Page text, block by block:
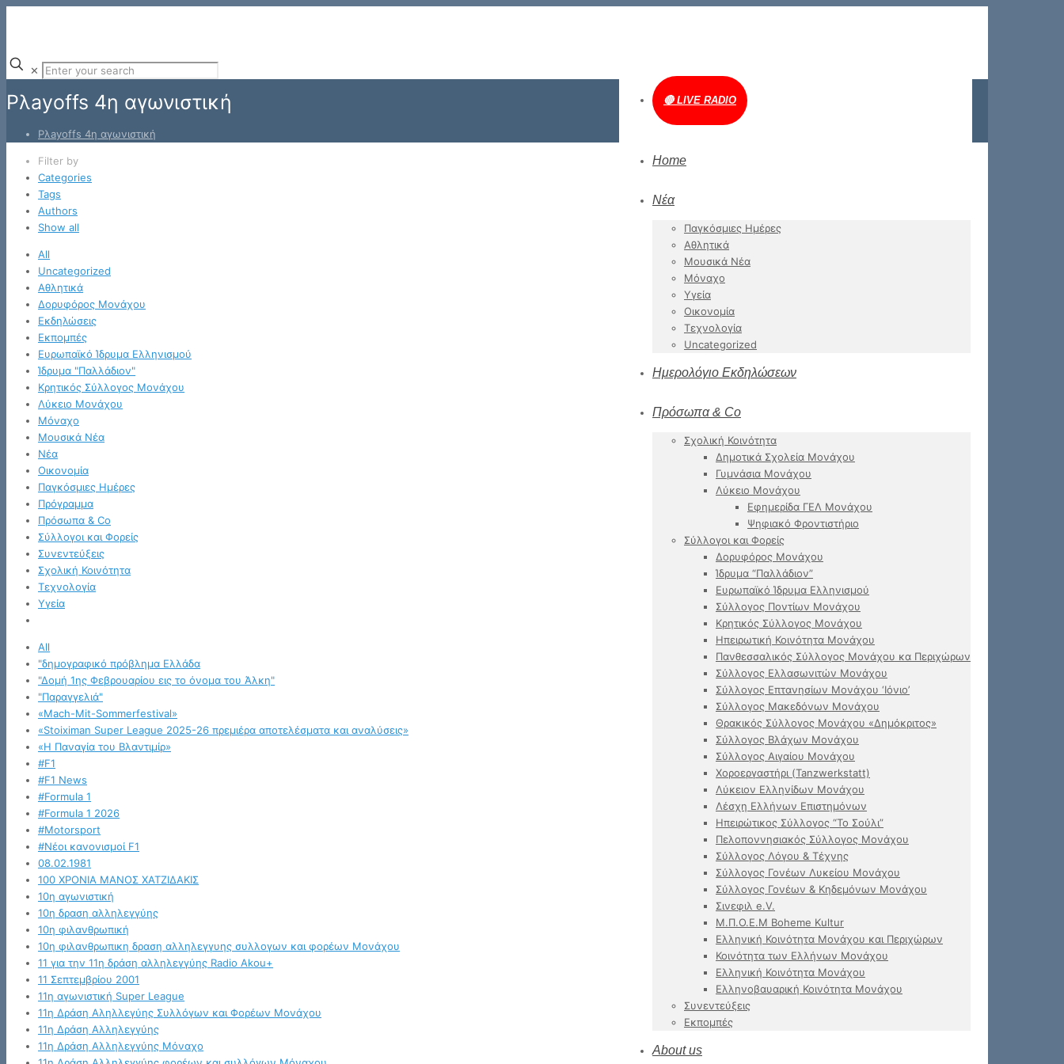
🔴 LIVE RADIO
Home
Νέα
Παγκόσμιες Ημέρες
Αθλητικά
Μουσικά Νέα
Μόναχο
Υγεία
Οικονομία
Τεχνολογία
Uncategorized
Ημερολόγιο Εκδηλώσεων
Πρόσωπα & Co
Σχολική Κοινότητα
Δημοτικά Σχολεία Μονάχου
Γυμνάσια Μονάχου
Λύκειο Μονάχου
Εφημερίδα ΓΕΛ Μονάχου
Ψηφιακό Φροντιστήριο
Σύλλογοι και Φορείς
Δορυφόρος Μονάχου
Ίδρυμα “Παλλάδιον”
Ευρωπαϊκό Ίδρυμα Ελληνισμού
Σύλλογος Ποντίων Μονάχου
Κρητικός Σύλλογος Μονάχου
Ηπειρωτική Κοινότητα Μονάχου
Πανθεσσαλικός Σύλλογος Μονάχου κα Περιχώρων
Σύλλογος Ελλασωνιτών Μονάχου
Σύλλογος Επτανησίων Μονάχου ‘Ιόνιο’
Σύλλογος Μακεδόνων Μονάχου
Θρακικός Σύλλογος Μονάχου «Δημόκριτος»
Σύλλογος Βλάχων Μονάχου
Σύλλογος Αιγαίου Μονάχου
Χοροεργαστήρι (Tanzwerkstatt)
Λύκειον Ελληνίδων Μονάχου
Λέσχη Ελλήνων Επιστημόνων
Ηπειρώτικος Σύλλογος “Το Σούλι”
Πελοποννησιακός Σύλλογος Μονάχου
Σύλλογος Λόγου & Τέχνης
Σύλλογος Γονέων Λυκείου Μονάχου
Σύλλογος Γονέων & Κηδεμόνων Μονάχου
Σινεφιλ e.V.
Μ.Π.Ο.Ε.Μ Boheme Kultur
Ελληνική Κοινότητα Μονάχου και Περιχώρων
Κοινότητα των Ελλήνων Μονάχου
Ελληνική Κοινότητα Μονάχου
Ελληνοβαυαρική Κοινότητα Μονάχου
Συνεντεύξεις
Εκπομπές
About us
✕
Pλayoffs 4η αγωνιστική
Pλayoffs 4η αγωνιστική
Filter by
Categories
Tags
Authors
Show all
All
Uncategorized
Αθλητικά
Δορυφόρος Μονάχου
Εκδηλώσεις
Εκπομπές
Ευρωπαϊκό Ίδρυμα Ελληνισμού
Ίδρυμα "Παλλάδιον"
Κρητικός Σύλλογος Μονάχου
Λύκειο Μονάχου
Μόναχο
Μουσικά Νέα
Νέα
Οικονομία
Παγκόσμιες Ημέρες
Πρόγραμμα
Πρόσωπα & Co
Σύλλογοι και Φορείς
Συνεντεύξεις
Σχολική Κοινότητα
Τεχνολογία
Υγεία
All
"δημογραφικό πρόβλημα Ελλάδα
"Δομή 1ης Φεβρουαρίου εις το όνομα του Άλκη"
"Παραγγελιά"
«Mach-Mit-Sommerfestival»
«Stoiximan Super League 2025-26 πρεμιέρα αποτελέσματα και αναλύσεις»
«Η Παναγία του Βλαντιμίρ»
#F1
#F1 News
#Formula 1
#Formula 1 2026
#Motorsport
#Νέοι κανονισμοί F1
08.02.1981
100 ΧΡΟΝΙΑ ΜΑΝΟΣ ΧΑΤΖΙΔΑΚΙΣ
10η αγωνιστική
10η δραση αλληλεγγύης
10η φιλανθρωπική
10η φιλανθρωπικη δραση αλληλεγγυης συλλογων και φορέων Μονάχου
11 για την 11η δράση αλληλεγγύης Radio Akou+
11 Σεπτεμβρίου 2001
11η αγωνιστική Super League
11η Δράση Αληλλεγύης Συλλόγων και Φορέων Μονάχου
11η Δράση Αλληλεγγύης
11η Δράση Αλληλεγγύης Μόναχο